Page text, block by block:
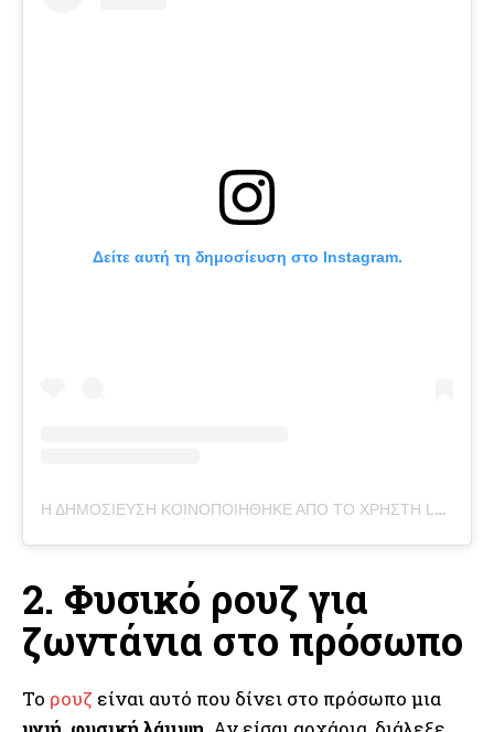
Δείτε αυτή τη δημοσίευση στο Instagram.
Η ΔΗΜΟΣΊΕΥΣΗ ΚΟΙΝΟΠΟΙΉΘΗΚΕ ΑΠΌ ΤΟ ΧΡΉΣΤΗ LUMILEVE | NATURALNE KOSMETYKI DO MAKIJAŻU (@LUMILEVE.NATURAL)
2. Φυσικό ρουζ για
ζωντάνια στο πρόσωπο
Το ρουζ είναι αυτό που δίνει στο πρόσωπο μια